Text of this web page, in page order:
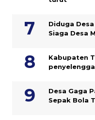
Diduga
Siaga Desa
Kabupaten
Desa Gaga
Sepak Bola